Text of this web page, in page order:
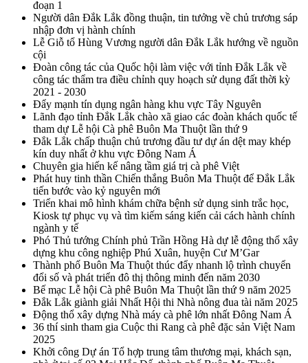
đoạn 1
Người dân Đắk Lắk đồng thuận, tin tưởng về chủ trương sáp
nhập đơn vị hành chính
Lễ Giỗ tổ Hùng Vương người dân Đắk Lắk hướng về nguồn
cội
Đoàn công tác của Quốc hội làm việc với tỉnh Đắk Lắk về
công tác thẩm tra điều chỉnh quy hoạch sử dụng đất thời kỳ
2021 - 2030
Đẩy mạnh tín dụng ngân hàng khu vực Tây Nguyên
Lãnh đạo tỉnh Đắk Lắk chào xã giao các đoàn khách quốc tế
tham dự Lễ hội Cà phê Buôn Ma Thuột lần thứ 9
Đắk Lắk chấp thuận chủ trương đầu tư dự án dệt may khép
kín duy nhất ở khu vực Đông Nam Á
Chuyên gia hiến kế nâng tầm giá trị cà phê Việt
Phát huy tinh thần Chiến thắng Buôn Ma Thuột để Đắk Lắk
tiến bước vào kỷ nguyên mới
Triển khai mô hình khám chữa bệnh sử dụng sinh trắc học,
Kiosk tự phục vụ và tìm kiếm sáng kiến cải cách hành chính
ngành y tế
Phó Thủ tướng Chính phủ Trần Hồng Hà dự lễ động thổ xây
dựng khu công nghiệp Phú Xuân, huyện Cư M’Gar
Thành phố Buôn Ma Thuột thúc đẩy nhanh lộ trình chuyển
đổi số và phát triển đô thị thông minh đến năm 2030
Bế mạc Lễ hội Cà phê Buôn Ma Thuột lần thứ 9 năm 2025
Đắk Lắk giành giải Nhất Hội thi Nhà nông đua tài năm 2025
Động thổ xây dựng Nhà máy cà phê lớn nhất Đông Nam Á
36 thí sinh tham gia Cuộc thi Rang cà phê đặc sản Việt Nam
2025
Khởi công Dự án Tổ hợp trung tâm thương mại, khách sạn,